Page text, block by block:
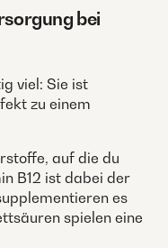
bei
viel: Sie ist
zu einem
auf die du
B12 ist dabei der
es
spielen eine